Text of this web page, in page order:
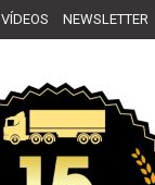
VÍDEOS NEWSLETTER